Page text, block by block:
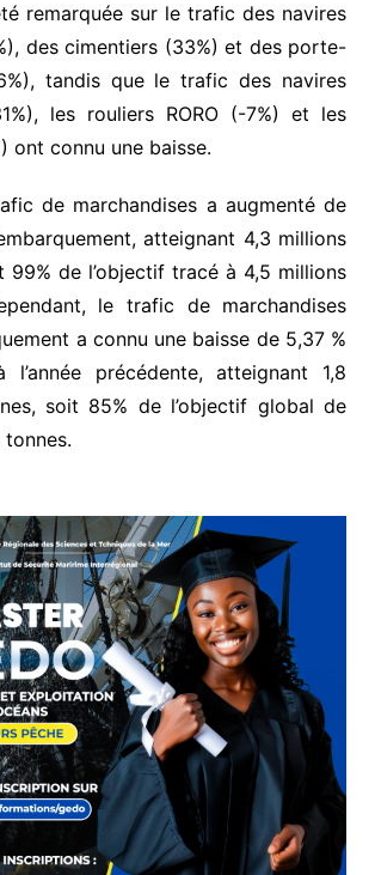
remarquée sur le trafic des navires
des cimentiers (33%) et des porte-
tandis que le trafic des navires
les rouliers RORO (-7%) et les
ont connu une baisse.
de marchandises a augmenté de
atteignant 4,3 millions
99% de l’objectif tracé à 4,5 millions
le trafic de marchandises
a connu une baisse de 5,37 %
précédente, atteignant 1,8
soit 85% de l’objectif global de